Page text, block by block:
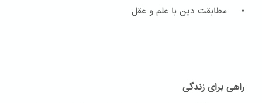
• مطابقت دین با علم و عقل
راهی برای زندگی